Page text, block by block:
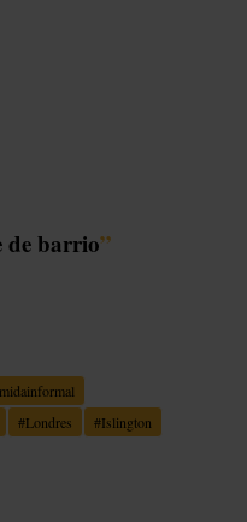
de barrio”
#Londres #Islington